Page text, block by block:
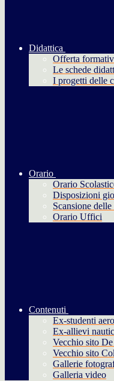
Didattica
Offerta
Le schede
I progetti delle
Orario
Orario
Disposizioni
Scansione
Orario Uffici
Contenuti
Ex-studenti
Ex-allievi
Vecchio sito
Vecchio sito
Gallerie
Galleria video